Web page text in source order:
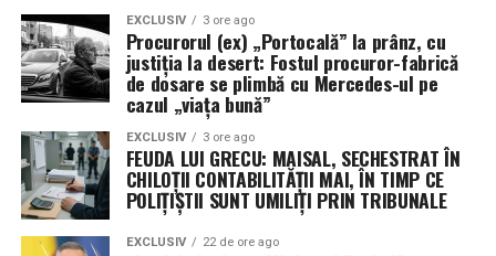
Lecția istoriei și eșecul tactic al noii ere
Istoria navală ne învață că, în ambele Războaie
Mondiale, aliații au fost reticenți în a adopta sistemul
convoaielor, preferând să „vâneze” amenințarea. În
ambele cazuri, strategia a eșuat catastrofal până când s-
a revenit la escortarea directă. Astăzi, Marina pare să
repete aceleași greșeli, încercând să creeze „coridoare
sigure” de la distanță, o tactică ce nu a reușit să
convingă armatorii să își trimită navele la apă.
EXCLUSIV 3 ore ago
Procurorul (ex) „Portocală” la prânz, cu
justiția la desert: Fostul procuror-fabrică
de dosare se plimbă cu Mercedes-ul pe
cazul „viața bună”
EXCLUSIV 3 ore ago
FEUDA LUI GRECU: MAISAL, SECHESTRAT ÎN
CHILOȚII CONTABILITĂȚII MAI, ÎN TIMP CE
POLIȚIȘTII SUNT UMILIȚI PRIN TRIBUNALE
EXCLUSIV 22 de ore ago